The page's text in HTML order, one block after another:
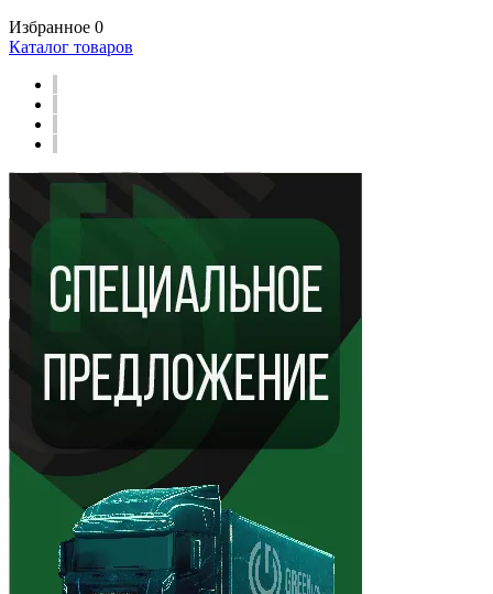
Избранное 0
Каталог товаров